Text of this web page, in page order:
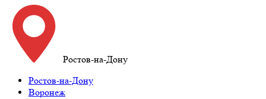
Ростов-на-Дону
Ростов-на-Дону
Воронеж